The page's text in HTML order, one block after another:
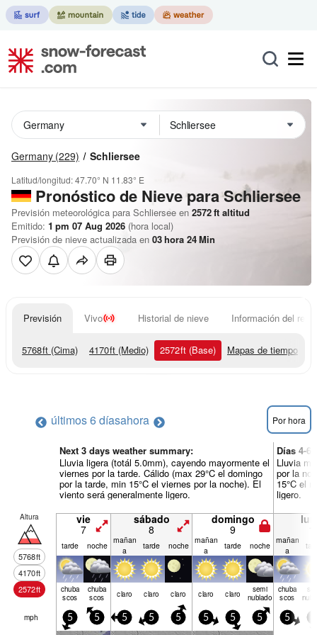
Germany (229) Schliersee
Latitud/longitud:47.70° N 11.83° E
Pronóstico de Nievepara Schliersee
Previsión meteorológica para Schliersee en 2572ft altitud
Emitido: 1 pm 07 Aug 2026 (hora local)
Previsión de nieve actualizada en 03hora 24Min
Previsión Vivo Historial de nieve Información del
5768ft (Cima) 4170ft (Medio) 2572ft (Base) Mapas de tiempo
últimos 6 díasahora Por hora
Next 3 days weather summary:
Lluvia ligera (totál 5.0mm), cayendo mayormente el
viernes por la tarde. Cálido (max 29°C el domingo
por la tarde, min 15°C el viernes por la noche). El
viento será generalmente ligero.
Días 4-6
Lluvia
por la
15°C el
ligero.
Altura
5768ft
4170ft
2572ft
vie
7
sábado
8
domingo
9
tarde noche mañan
a
tarde noche mañan
a
tarde noche mañan
a
chuba
scos
chuba
scos claro claro claro claro claro semi
nublado
chuba
scos
mph 5 5 5 5 5 5 5 5 5